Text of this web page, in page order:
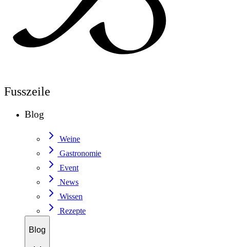
Fusszeile
Blog
Weine
Gastronomie
Event
News
Wissen
Rezepte
Blog